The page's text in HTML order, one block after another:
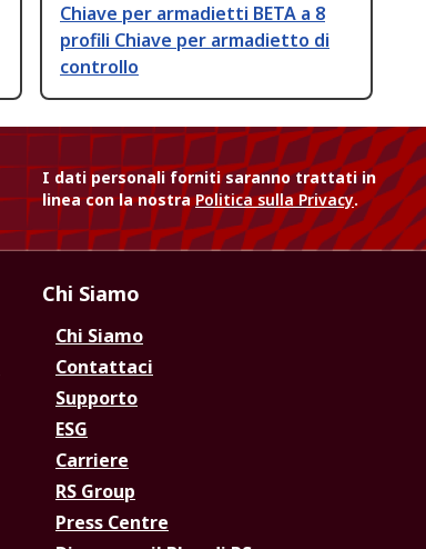
Chiave per armadietti BETA a 8
profili Chiave per armadietto di
controllo
I dati personali forniti saranno trattati in
linea con la nostraPolitica sulla Privacy.
Chi Siamo
Chi Siamo
Contattaci
Supporto
ESG
Carriere
RS Group
Press Centre